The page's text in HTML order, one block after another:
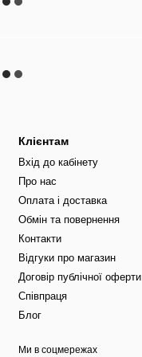
Клієнтам
Вхід до кабінету
Про нас
Оплата і доставка
Обмін та повернення
Контакти
Відгуки про магазин
Договір публічної оферти
Співпраця
Блог
Ми в соцмережах